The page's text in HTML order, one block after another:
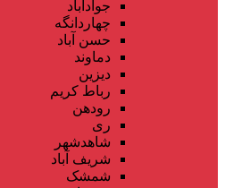
جوادآباد
چهاردانگه
حسن آباد
دماوند
دیزین
رباط کریم
رودهن
ری
شاهدشهر
شریف آباد
شمشک